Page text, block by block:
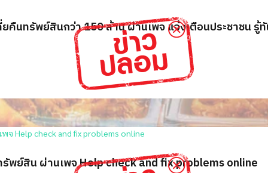
คืนทรัพย์สินกว่า 150 ล้าน ผ่านเพจ แจ้งเตือนประชาชน รู้
พย์สิน ผ่านเพจ Help check and fix problems online